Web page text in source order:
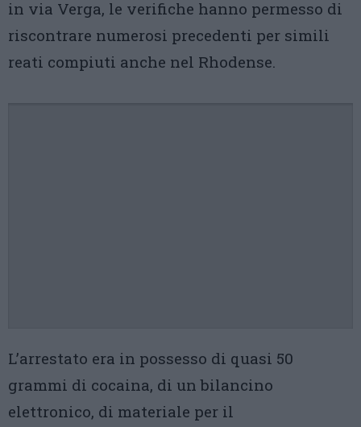
in via Verga, le verifiche hanno permesso di
riscontrare numerosi precedenti per simili
reati compiuti anche nel Rhodense.
L’arrestato era in possesso di quasi 50
grammi di cocaina, di un bilancino
elettronico, di materiale per il